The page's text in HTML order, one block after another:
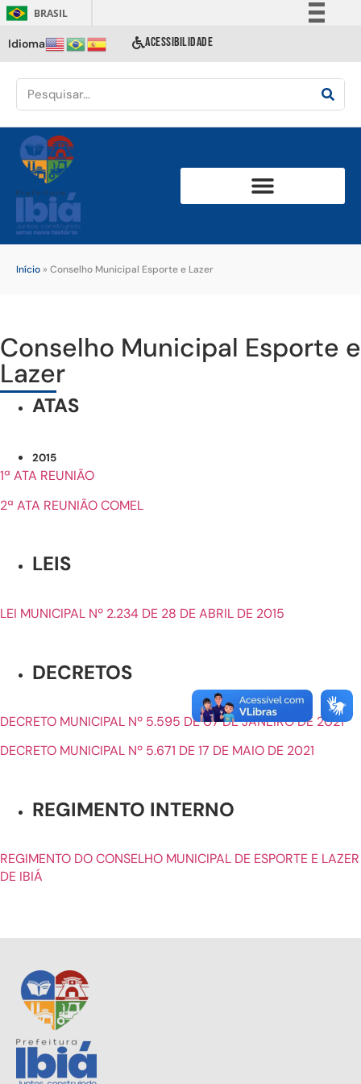
BRASIL
Comunica BR
Acesso à informação
Idioma ACESSIBILIDADE
Início » Conselho Municipal Esporte e Lazer
Conselho Municipal Esporte e
Lazer
ATAS
2015
1ª ATA REUNIÃO
2ª ATA REUNIÃO COMEL
LEIS
LEI MUNICIPAL Nº 2.234 DE 28 DE ABRIL DE 2015
DECRETOS
DECRETO MUNICIPAL Nº 5.595 DE 07 DE JANEIRO DE 2021
DECRETO MUNICIPAL Nº 5.671 DE 17 DE MAIO DE 2021
REGIMENTO INTERNO
REGIMENTO DO CONSELHO MUNICIPAL DE ESPORTE E LAZER
DE IBIÁ